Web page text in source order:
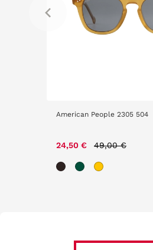
American People 2305 504
24,50 € 49,00 €